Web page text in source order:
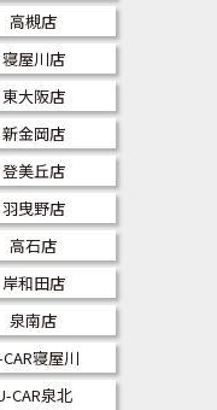
高槻店
寝屋川店
東大阪店
新金岡店
登美丘店
羽曳野店
高石店
岸和田店
泉南店
寝屋川
CAR泉北